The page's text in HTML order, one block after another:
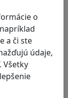
o
a či ste
údaje,
Všetky
časť